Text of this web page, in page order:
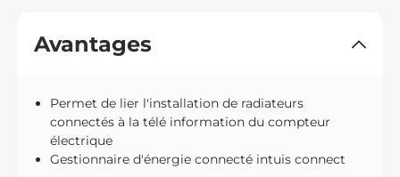
Avantages
Permet de lier l'installation de radiateurs
connectés à la télé information du compteur
électrique
Gestionnaire d'énergie connecté intuis connect